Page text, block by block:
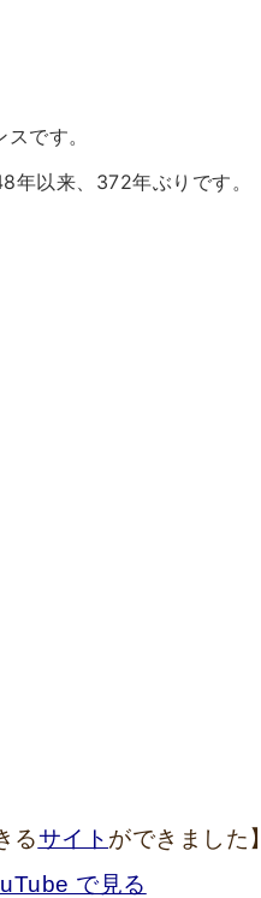
です。
年以来、 372年ぶりです。
るサイト ができました】
で見る